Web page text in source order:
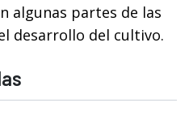
algunas partes de las
desarrollo del cultivo.